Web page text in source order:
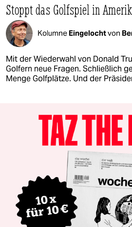
Stoppt das Golfspiel in
Kolumne Eingelochtvon
Mit der Wiederwahl von Donald
Golfern neue Fragen. Schließlich
Menge Golfplätze. Und der